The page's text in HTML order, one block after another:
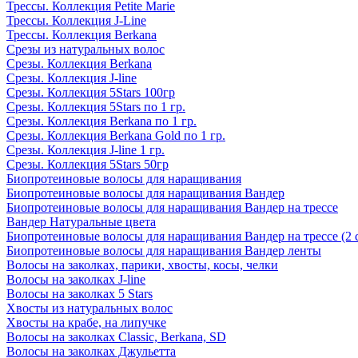
Трессы. Коллекция Petite Marie
Трессы. Коллекция J-Line
Трессы. Коллекция Berkana
Срезы из натуральных волос
Срезы. Коллекция Berkana
Срезы. Коллекция J-line
Срезы. Коллекция 5Stars 100гр
Срезы. Коллекция 5Stars по 1 гр.
Срезы. Коллекция Berkana по 1 гр.
Срезы. Коллекция Berkana Gold по 1 гр.
Срезы. Коллекция J-line 1 гр.
Срезы. Коллекция 5Stars 50гр
Биопротеиновые волосы для наращивания
Биопротеиновые волосы для наращивания Вандер
Биопротеиновые волосы для наращивания Вандер на трессе
Вандер Натуральные цвета
Биопротеиновые волосы для наращивания Вандер на трессе (2
Биопротеиновые волосы для наращивания Вандер ленты
Волосы на заколках, парики, хвосты, косы, челки
Волосы на заколках J-line
Волосы на заколках 5 Stars
Хвосты из натуральных волос
Хвосты на крабе, на липучке
Волосы на заколках Classic, Berkana, SD
Волосы на заколках Джульетта